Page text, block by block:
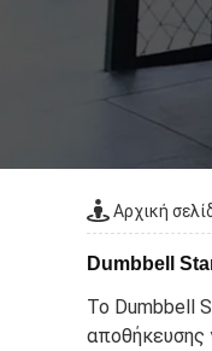
Αρχική
Dumbbell
Το Dumbbell
αποθήκευσης